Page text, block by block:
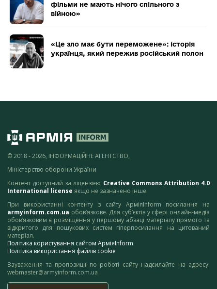
фільми не мають нічого спільного з
війною»
«Це зло має бути переможене»: історія
українця, який пережив російський полон
© 2018 - 2026, ІНФОРМАЦІЙНЕ АГЕНТСТВО,
Міністерство оборони України
Контент доступний за ліцензією Creative Commons Attribution 4.0
International license якщо не зазначено інше.
При використанні контенту з сайту АрміяInform посилання на
armyinform.com.ua обов’язкове. Для суб’єктів у сфері онлайн-медіа
обов’язковим є розміщення у першому абзаці матеріалу прямого та
відкритого для пошукових систем гіперпосилання на цитований
матеріал.
Політика користування сайтом АрміяInform
Політика використання файлів cookie
Зауваження та пропозиції по роботі сайту надсилайте на адресу:
webmaster@armyinform.com.ua